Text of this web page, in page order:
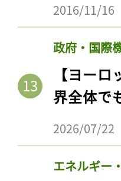
2016/11/16
政府・国際
【ヨー
界全体で
2026/07/22
エネルギー